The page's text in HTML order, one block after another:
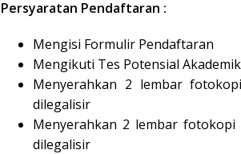
Persyaratan Pendaftaran :
Mengisi Formulir Pendaftaran
Mengikuti Tes Potensial
Menyerahkan 2 lembar
dilegalisir
Menyerahkan 2 lembar
dilegalisir